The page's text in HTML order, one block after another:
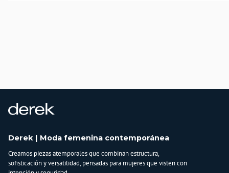
Derek | Moda femenina contemporánea
Creamos piezas atemporales que combinan estructura,
sofisticación y versatilidad, pensadas para mujeres que visten con